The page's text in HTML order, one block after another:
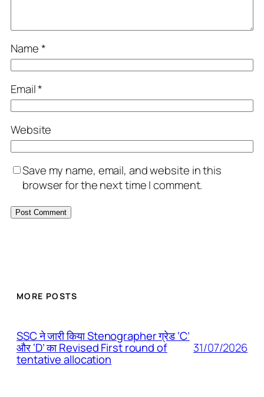
Name*
Email*
Website
Save my name, email, and website in this
browser for the next time I comment.
MORE POSTS
SSC ने जारी किया Stenographer ग्रेड ‘C’
और ‘D’ का Revised First round of
tentative allocation
31/07/2026